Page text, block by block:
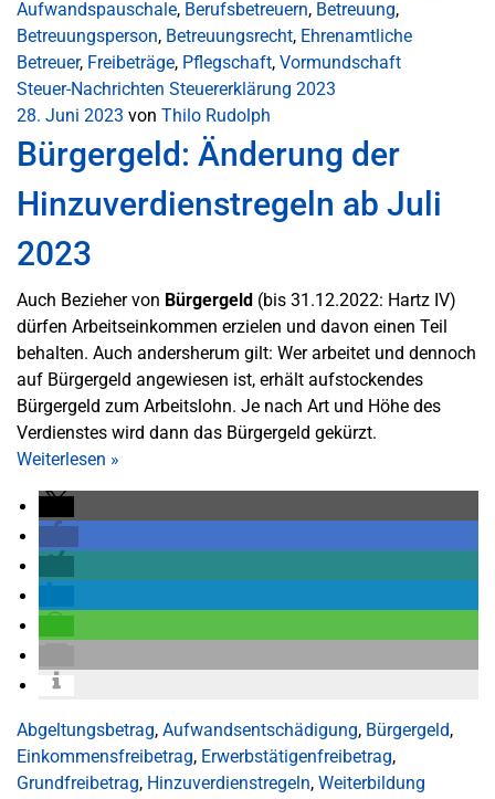
Aufwandspauschale, Berufsbetreuern, Betreuung,
Betreuungsperson, Betreuungsrecht, Ehrenamtliche
Betreuer, Freibeträge, Pflegschaft, Vormundschaft
Steuer-Nachrichten Steuererklärung 2023
28. Juni 2023 von Thilo Rudolph
Bürgergeld: Änderung der
Hinzuverdienstregeln ab Juli
2023
Auch Bezieher von Bürgergeld (bis 31.12.2022: Hartz IV)
dürfen Arbeitseinkommen erzielen und davon einen Teil
behalten. Auch andersherum gilt: Wer arbeitet und dennoch
auf Bürgergeld angewiesen ist, erhält aufstockendes
Bürgergeld zum Arbeitslohn. Je nach Art und Höhe des
Verdienstes wird dann das Bürgergeld gekürzt.
Weiterlesen »
Abgeltungsbetrag, Aufwandsentschädigung, Bürgergeld,
Einkommensfreibetrag, Erwerbstätigenfreibetrag,
Grundfreibetrag, Hinzuverdienstregeln, Weiterbildung